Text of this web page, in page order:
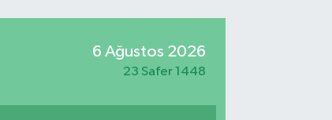
6 Ağustos 2026
23 Safer 1448